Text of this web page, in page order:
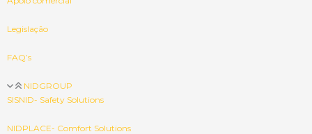
Legislação
FAQ’s
NIDGROUP
SISNID- Safety Solutions
NIDPLACE- Comfort Solutions